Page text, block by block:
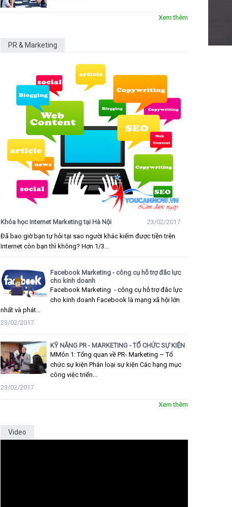
Xem thêm
PR & Marketing
Khóa học Internet Marketing tại Hà Nội
23/02/2017
Đã bao giờ bạn tự hỏi tại sao người khác kiếm được tiền trên
Internet còn bạn thì không? Hơn 1/3...
Facebook Marketing - công cụ hỗ trợ đắc lực
cho kinh doanh
Facebook Marketing - công cụ hỗ trợ đắc lực
cho kinh doanh Facebook là mạng xã hội lớn
nhất và phát...
23/02/2017
KỸ NĂNG PR - MARKETING - TỔ CHỨC SỰ KIỆN
MMôn 1: Tổng quan về PR- Marketing – Tổ
chức sự kiện Phân loại sự kiện Các hạng mục
công việc triển...
23/02/2017
Xem thêm
Video